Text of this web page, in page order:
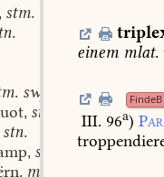
, stm.
swf. swmn.
, stn.
stn.
, stm.
, m.
einem mlat.
FindeB
III. 96a)